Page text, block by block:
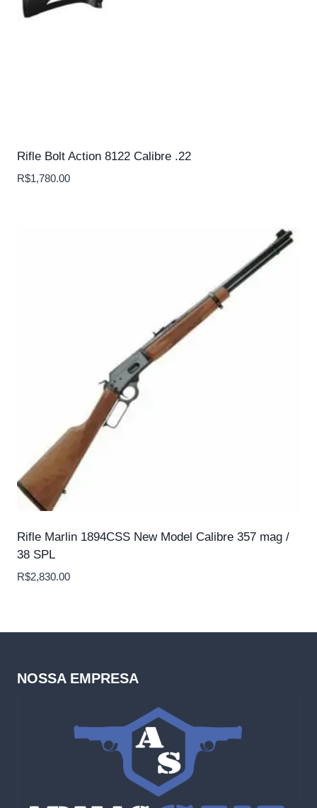
Rifle Bolt Action 8122 Calibre .22
R$1,780.00
Rifle Marlin 1894CSS New Model Calibre 357 mag /
38 SPL
R$2,830.00
NOSSA EMPRESA